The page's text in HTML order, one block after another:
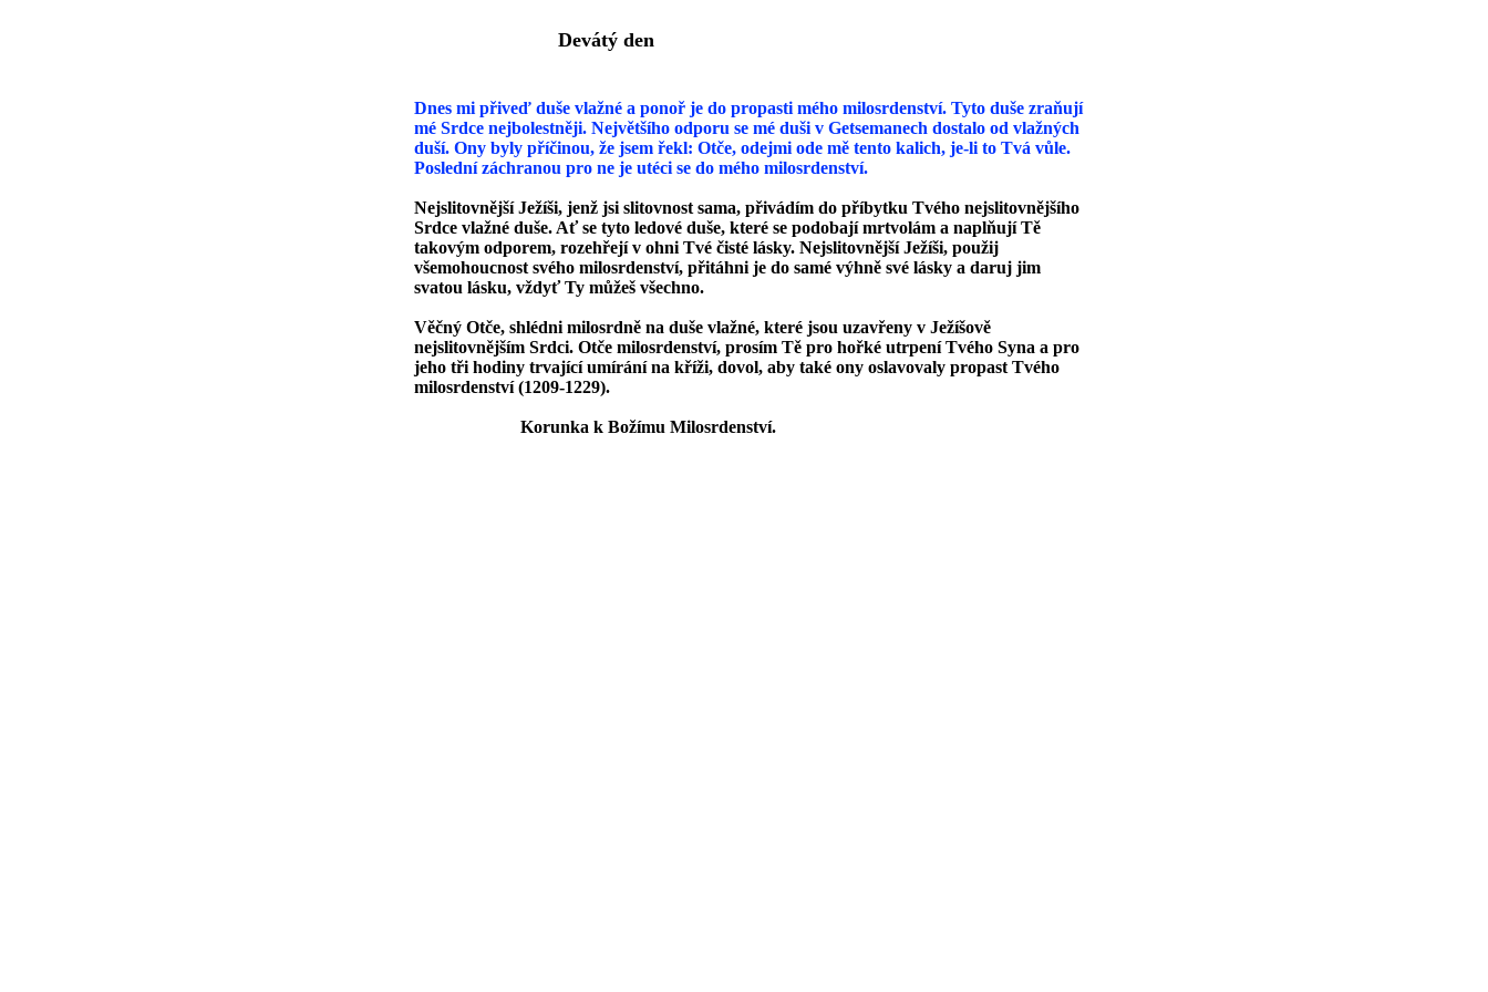
Devátý den
Dnes mi přiveď duše vlažné a ponoř je do propasti mého milosrdenství. Tyto duše zraňují
mé Srdce nejbolestněji. Největšího odporu se mé duši v Getsemanech dostalo od vlažných
duší. Ony byly příčinou, že jsem řekl: Otče, odejmi ode mě tento kalich, je-li to Tvá vůle.
Poslední záchranou pro ne je utéci se do mého milosrdenství.
Nejslitovnější Ježíši, jenž jsi slitovnost sama, přivádím do příbytku Tvého nejslitovnějšího
Srdce vlažné duše. Ať se tyto ledové duše, které se podobají mrtvolám a naplňují Tě
takovým odporem, rozehřejí v ohni Tvé čisté lásky. Nejslitovnější Ježíši, použij
všemohoucnost svého milosrdenství, přitáhni je do samé výhně své lásky a daruj jim
svatou lásku, vždyť Ty můžeš všechno.
Věčný Otče, shlédni milosrdně na duše vlažné, které jsou uzavřeny v Ježíšově
nejslitovnějším Srdci. Otče milosrdenství, prosím Tě pro hořké utrpení Tvého Syna a pro
jeho tři hodiny trvající umírání na kříži, dovol, aby také ony oslavovaly propast Tvého
milosrdenství (1209-1229).
Korunka k Božímu Milosrdenství.